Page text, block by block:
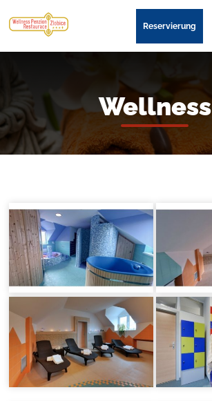
Reservierung
Wellness